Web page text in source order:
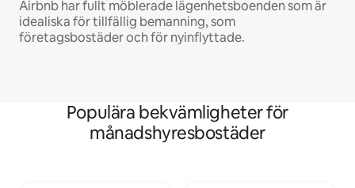
Airbnb har fullt möblerade lägenhetsboenden som är
idealiska för tillfällig bemanning, som
företagsbostäder och för nyinflyttade.
Populära bekvämligheter för
månadshyresbostäder